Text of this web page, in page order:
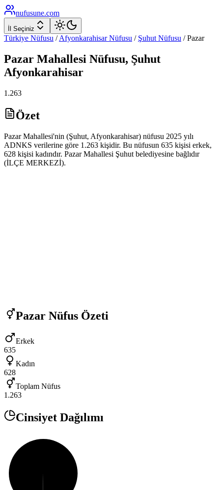
nufusune.com
İl Seçiniz
Türkiye Nüfusu / AfyonkarahisarNüfusu / Şuhut Nüfusu /Pazar
Pazar Mahallesi Nüfusu, Şuhut
Afyonkarahisar
1.263
Özet
Pazar Mahallesi'nin (Şuhut, Afyonkarahisar) nüfusu 2025 yılı
ADNKS verilerine göre 1.263 kişidir. Bu nüfusun 635 kişisi erkek,
628 kişisi kadındır. Pazar Mahallesi Şuhut belediyesine bağlıdır
(İLÇE MERKEZİ).
Pazar Nüfus Özeti
Erkek
635
Kadın
628
Toplam Nüfus
1.263
Cinsiyet Dağılımı